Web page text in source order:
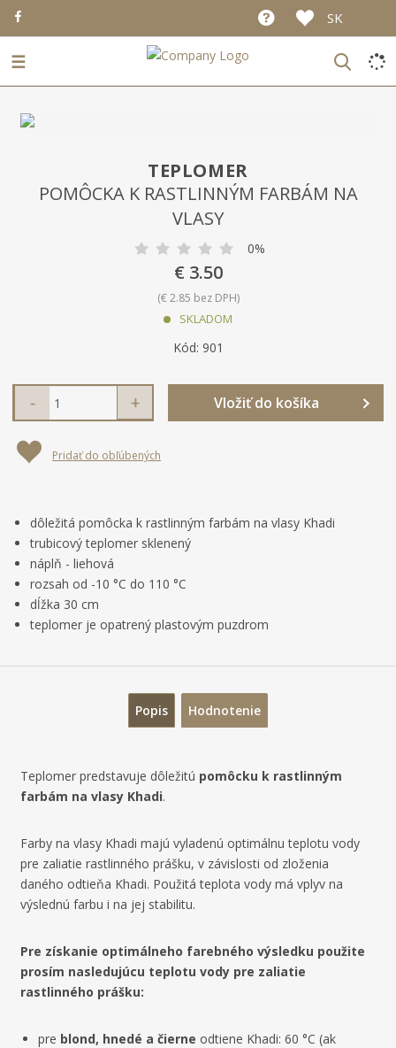
SK
☰
TEPLOMER
POMÔCKA K RASTLINNÝM FARBÁM NA
VLASY
0%
€ 3.50
€ 2.85 bez DPH
SKLADOM
Kód: 901
d
v
u
4
2
5
3
1
2
m
e
ť
p
o
č
e
N
v
ý
š
m
n
o
s
v
S
í
ž
n
o
ž
s
t
v
o
Vložiť do košíka
Pridať do obľúbených
dôležitá pomôcka k rastlinným farbám na vlasy Khadi
trubicový teplomer sklenený
náplň - liehová
rozsah od -10 °C do 110 °C
dĺžka 30 cm
teplomer je opatrený plastovým puzdrom
Popis Hodnotenie
Teplomer predstavuje dôležitú pomôcku k rastlinným
farbám na vlasy Khadi.
Farby na vlasy Khadi majú vyladenú optimálnu teplotu vody
pre zaliatie rastlinného prášku, v závislosti od zloženia
daného odtieňa Khadi. Použitá teplota vody má vplyv na
výslednú farbu i na jej stabilitu.
Pre získanie optimálneho farebného výsledku použite
prosím nasledujúcu teplotu vody pre zaliatie
rastlinného prášku:
pre blond, hnedé a čierne odtiene Khadi: 60 °C (ak